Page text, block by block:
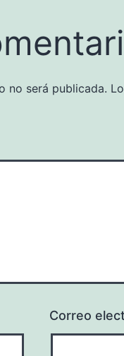
no será publicada.
Correo